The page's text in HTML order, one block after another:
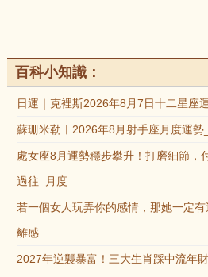
百科小知識：
日運｜克裡斯2026年8月7日十二星座
蘇珊米勒︱2026年8月射手座月度運勢
處女座8月運勢穩步攀升！打磨細節，
過往_月度
若一個女人玩弄你的感情，那她一定
離感
2027年逆襲暴富！三大生肖踩中流年